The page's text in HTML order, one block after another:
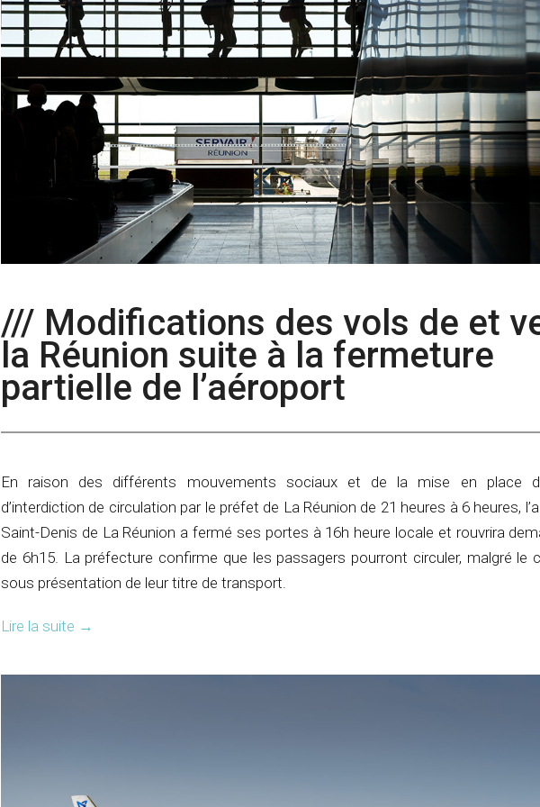
/// Modifications des vols de et
la Réunion suite à la fermeture
partielle de l’aéroport
En raison des différents mouvements sociaux et de la mise en place
d’interdiction de circulation par le préfet de La Réunion de 21 heures à 6 heures,
Saint-Denis de La Réunion a fermé ses portes à 16h heure locale et rouvrira
de 6h15. La préfecture confirme que les passagers pourront circuler, malgré le
sous présentation de leur titre de transport.
Lire la suite →